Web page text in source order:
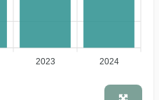
2023 2024